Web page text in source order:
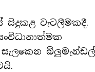
සිදුකළ වැටලීමකදී.
බ්ලුමැන්ඩල්